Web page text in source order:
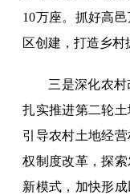
10万座。抓好高
区创建，打造乡村
三是深化农村
扎实推进第二轮土
引导农村土地经
权制度改革，探
新模式，加快形成